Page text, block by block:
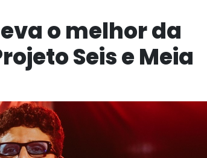
o melhor da
Seis e Meia